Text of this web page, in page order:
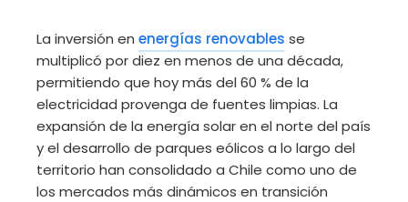
La inversión en energías renovables se
multiplicó por diez en menos de una década,
permitiendo que hoy más del 60 % de la
electricidad provenga de fuentes limpias. La
expansión de la energía solar en el norte del país
y el desarrollo de parques eólicos a lo largo del
territorio han consolidado a Chile como uno de
los mercados más dinámicos en transición